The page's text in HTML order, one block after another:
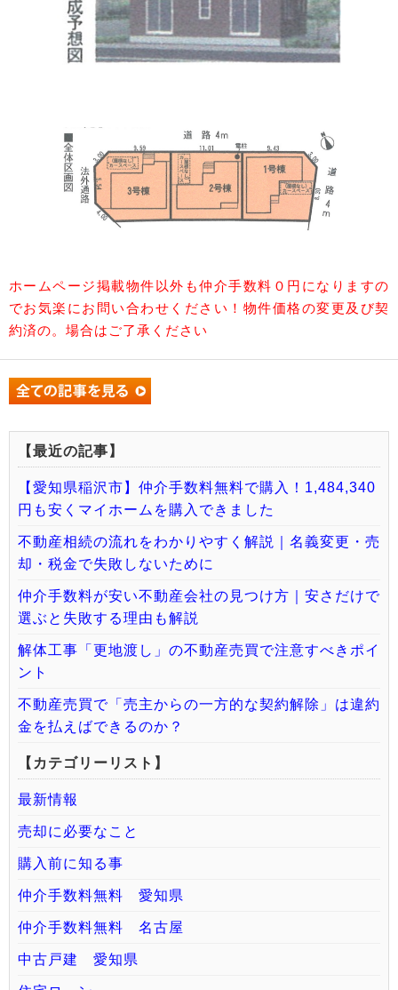
ホームページ掲載物件以外も仲介手数料０円になりますの
でお気楽にお問い合わせください！物件価格の変更及び契
約済の。場合はご了承ください
【最近の記事】
【愛知県稲沢市】仲介手数料無料で購入！1,484,340
円も安くマイホームを購入できました
不動産相続の流れをわかりやすく解説｜名義変更・売
却・税金で失敗しないために
仲介手数料が安い不動産会社の見つけ方｜安さだけで
選ぶと失敗する理由も解説
解体工事「更地渡し」の不動産売買で注意すべきポイ
ント
不動産売買で「売主からの一方的な契約解除」は違約
金を払えばできるのか？
【カテゴリーリスト】
最新情報
売却に必要なこと
購入前に知る事
仲介手数料無料 愛知県
仲介手数料無料 名古屋
中古戸建 愛知県